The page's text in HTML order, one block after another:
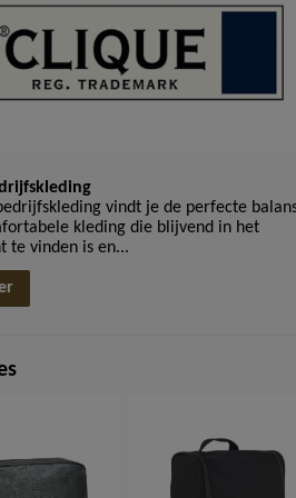
vindt je de perfecte
kleding die blijvend in het
te vinden is en...